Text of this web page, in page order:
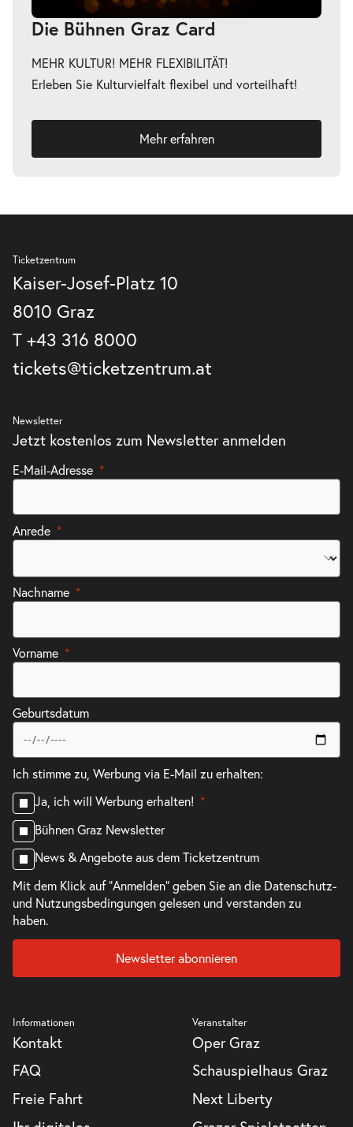
Fremde Heimat-
Fr.
20:00–21:00 Uhr
-
20:00–21:00 Uhr
Fremde Heimat
Do. 18.03.2027
20:00–21:00 Uhr
Fremde Heimat
So.
20:00–21:00 Uhr
Die Bühnen Graz Card
MEHR KULTUR! MEHR FLEXIBILITÄT!
Erleben Sie Kulturvielfalt flexibel und vorteilhaft!
Mehr erfahren
Ticketzentrum
Kaiser-Josef-Platz 10
8010 Graz
T +43 316 8000
tickets@ticketzentrum.at
Newsletter
Jetzt kostenlos zum Newsletter anmelden
E-Mail-Adresse
Anrede
Nachname
Vorname
Geburtsdatum
Ich stimme zu, Werbung via E-Mail zu erhalten:
Ja, ich will Werbung erhalten!
Bühnen Graz Newsletter
News & Angebote aus dem Ticketzentrum
Mit dem Klick auf "Anmelden" geben Sie an die Datenschutz-
und Nutzungsbedingungengelesen und verstanden zu
haben.
Newsletter abonnieren
Informationen
Kontakt
FAQ
Freie Fahrt
Veranstalter
Oper Graz
Schauspielhaus Graz
Next Liberty